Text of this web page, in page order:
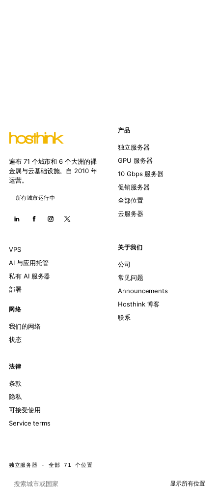
遍布 71 个城市和 6 个大洲的裸
金属与云基础设施。自 2010 年
运营。
所有城市运行中
产品
独立服务器
GPU 服务器
10 Gbps 服务器
促销服务器
全部位置
云服务器
VPS
AI 与应用托管
私有 AI 服务器
部署
网络
我们的网络
状态
关于我们
公司
常见问题
Announcements
Hosthink 博客
联系
法律
条款
隐私
可接受使用
Service terms
独立服务器 - 全部 71 个位置
显示所有位置